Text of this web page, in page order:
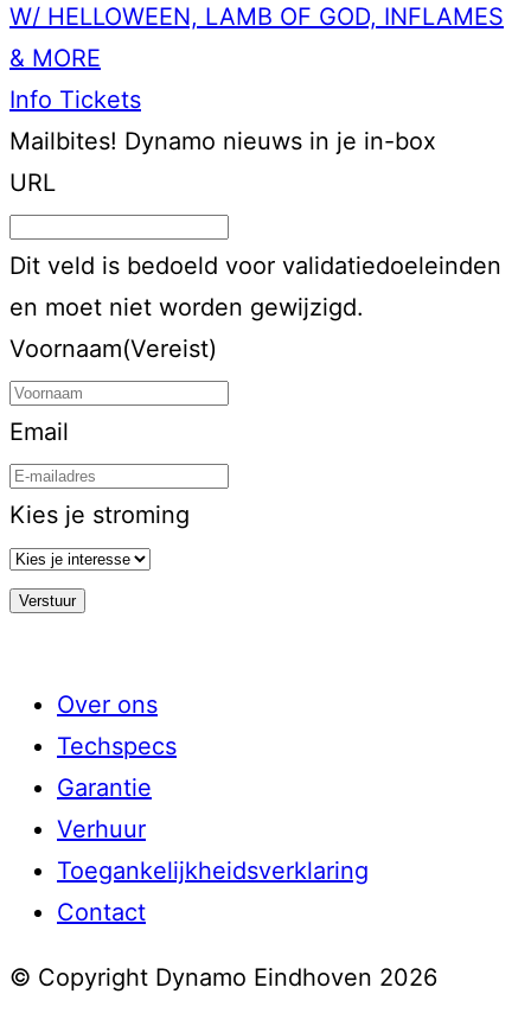
W/ HELLOWEEN, LAMB OF GOD, INFLAMES
& MORE
Info Tickets
Mailbites! Dynamo nieuws in je in-box
URL
Dit veld is bedoeld voor validatiedoeleinden
en moet niet worden gewijzigd.
Voornaam(Vereist)
Email
Kies je stroming
Over ons
Techspecs
Garantie
Verhuur
Toegankelijkheidsverklaring
Contact
© Copyright Dynamo Eindhoven 2026